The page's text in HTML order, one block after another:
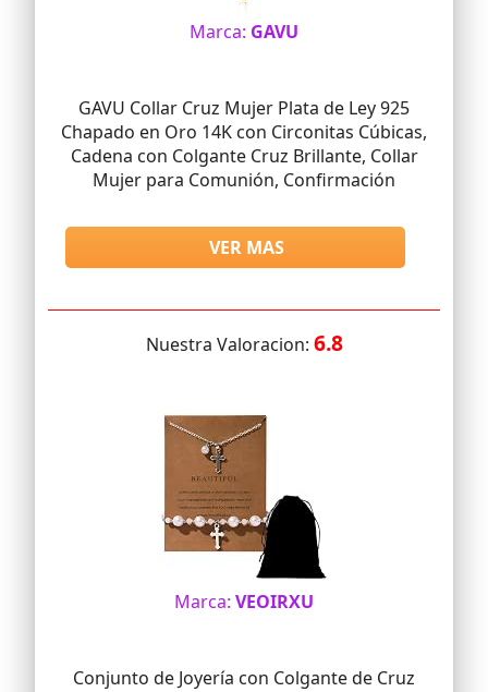
Marca: GAVU
GAVU Collar Cruz Mujer Plata de Ley 925
Chapado en Oro 14K con Circonitas Cúbicas,
Cadena con Colgante Cruz Brillante, Collar
Mujer para Comunión, Confirmación
VER MAS
Nuestra Valoracion: 6.8
Marca: VEOIRXU
Conjunto de Joyería con Colgante de Cruz